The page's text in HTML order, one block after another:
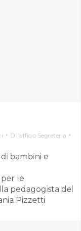
Di Ufficio Segreteria
bambini e
le
pedagogista del
Pizzetti